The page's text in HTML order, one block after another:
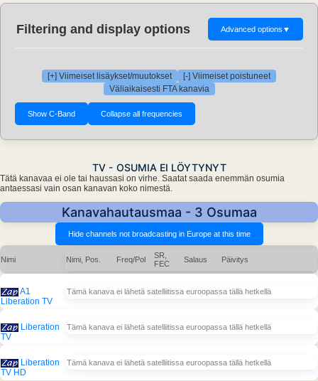
Filtering and display options Advanced options ▼
[+] Viimeiset lisäykset/muutokset
[-] Viimeiset poistuneet
Väliaikaisesti FTA kanavia
TV - OSUMIA EI LÖYTYNYT
Tätä kanavaa ei ole tai haussasi on virhe. Saatat saada enemmän osumia
antaessasi vain osan kanavan koko nimestä.
Kanavahautausmaa - 3 Osumaa
Nimi Nimi, Pos. Freq/Pol
SR,
FEC
Salaus Päivitys
A1
Liberation TV
Tämä kanava ei lähetä satelliitissa euroopassa tällä hetkellä
Liberation
TV
Tämä kanava ei lähetä satelliitissa euroopassa tällä hetkellä
Liberation
TV HD
Tämä kanava ei lähetä satelliitissa euroopassa tällä hetkellä